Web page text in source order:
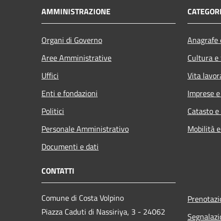
AMMINISTRAZIONE
Organi di Governo
Aree Amministrative
Uffici
Enti e fondazioni
Politici
Personale Amministrativo
Documenti e dati
Cultura
Vita
Imprese
Catasto
Mobilità
CONTATTI
Comune di Costa Volpino
Piazza Caduti di Nassiriya, 3 - 24062